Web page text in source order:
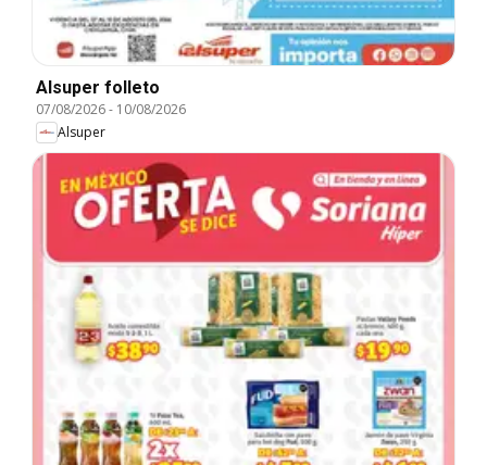
Alsuper folleto
07/08/2026- 10/08/2026
Alsuper